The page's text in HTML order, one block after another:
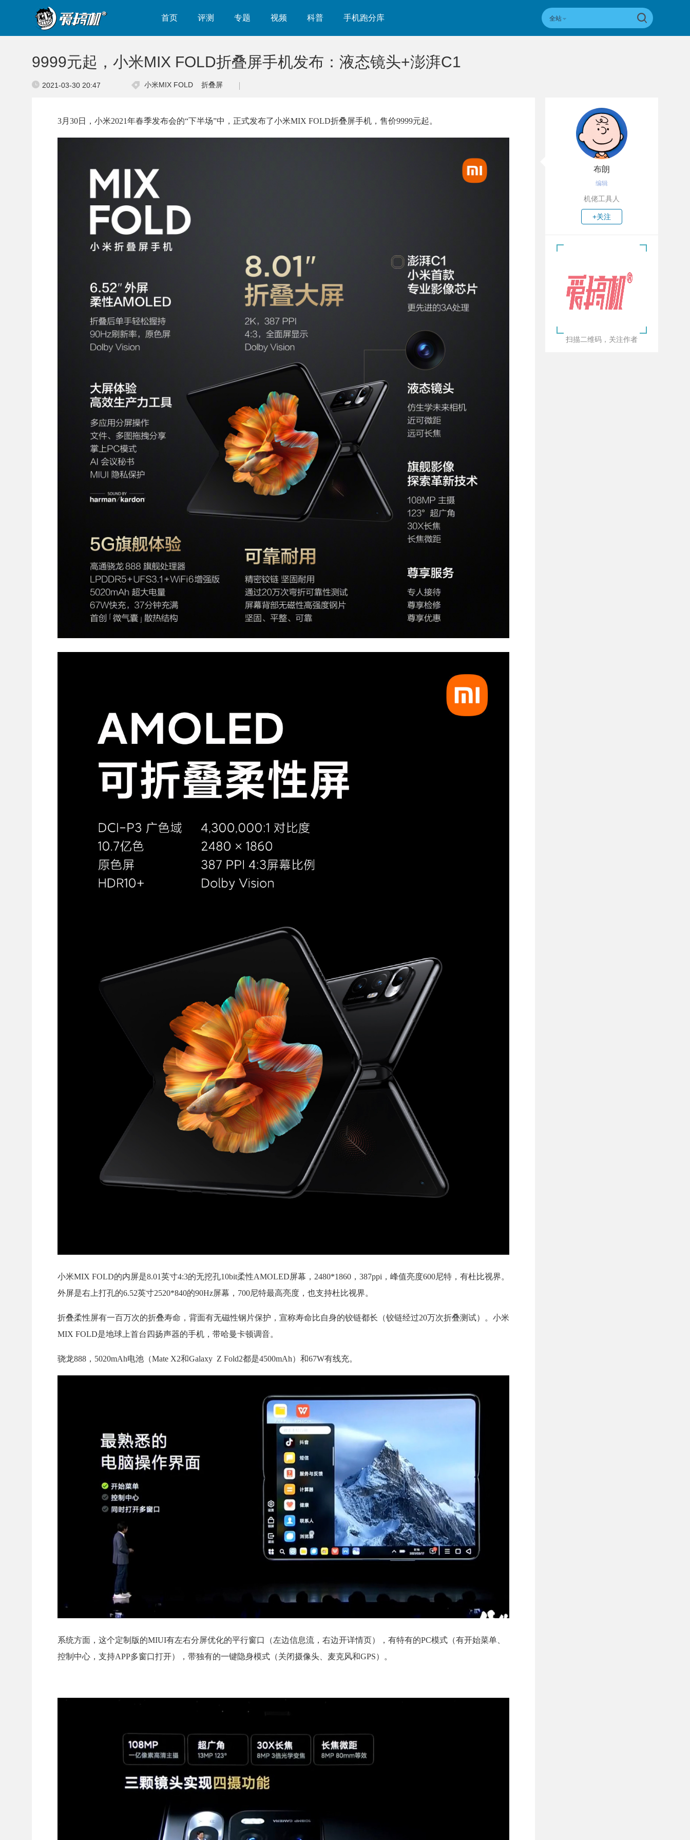
首页 评测 专题 视频 科普 手机跑分库 全站
9999元起，小米MIX FOLD折叠屏手机发布：液态镜头+澎湃C1
2021-03-30 20:47 小米MIX FOLD 折叠屏
3月30日，小米2021年春季发布会的“下半场”中，正式发布了小米MIX FOLD折叠屏手机，售价9999元起。
小米MIX FOLD的内屏是8.01英寸4:3的无挖孔10bit柔性AMOLED屏幕，2480*1860，387ppi，峰值亮度600尼特，有杜比视界。
外屏是右上打孔的6.52英寸2520*840的90Hz屏幕，700尼特最高亮度，也支持杜比视界。
折叠柔性屏有一百万次的折叠寿命，背面有无磁性钢片保护，宣称寿命比自身的铰链都长（铰链经过20万次折叠测试）。小米
MIX FOLD是地球上首台四扬声器的手机，带哈曼卡顿调音。
骁龙888，5020mAh电池（Mate X2和Galaxy Z Fold2都是4500mAh）和67W有线充。
系统方面，这个定制版的MIUI有左右分屏优化的平行窗口（左边信息流，右边开详情页），有特有的PC模式（有开始菜单、
控制中心，支持APP多窗口打开），带独有的一键隐身模式（关闭摄像头、麦克风和GPS）。
布朗
编辑
机佬工具人
+关注
扫描二维码，关注作者